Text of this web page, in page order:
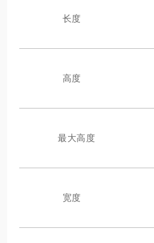
长度
高度
最大高度
宽度